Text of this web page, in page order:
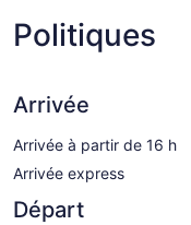
Politiques
Arrivée
Arrivée à partir de 16 h
Arrivée express
Départ